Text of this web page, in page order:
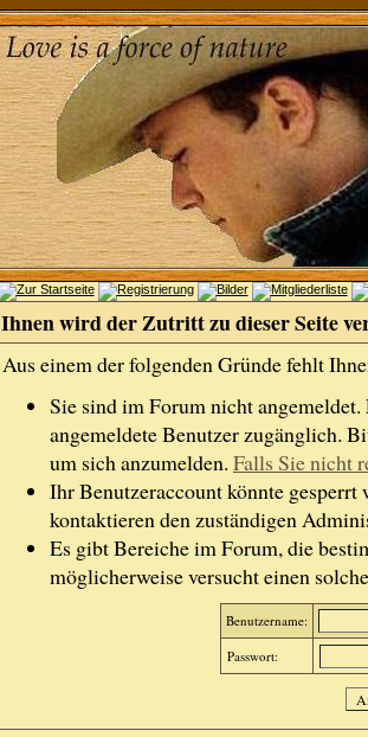
Ihnen wird der Zutritt zu dieser Seite
Aus einem der folgenden Gründe fehlt
Sie sind im Forum nicht
angemeldete Benutzer zugänglich.
um sich anzumelden. Falls Sie nicht
Ihr Benutzeraccount könnte gesperrt
kontaktieren den zuständigen
Es gibt Bereiche im Forum, die
möglicherweise versucht einen
Benutzername:
Passwort: